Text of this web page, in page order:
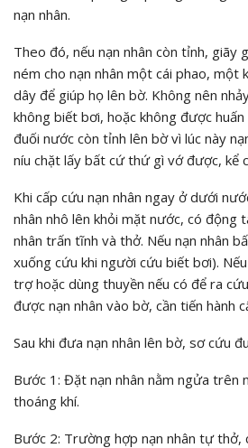
nạn nhân.
Theo đó, nếu nạn nhân còn tỉnh, giãy
ném cho nạn nhân một cái phao, một
dây để giúp họ lên bờ. Không nên
không biết bơi, hoặc không được
đuối nước còn tỉnh lên bờ vì lúc này
níu chặt lấy bất cứ thứ gì vớ được, kể
Khi cấp cứu nạn nhân ngay ở dưới
nhân nhô lên khỏi mặt nước, có động
nhân trấn tĩnh và thở. Nếu nạn nhân
xuống cứu khi người cứu biết bơi).
trợ hoặc dùng thuyền nếu có để ra
được nạn nhân vào bờ, cần tiến hành
Sau khi đưa nạn nhân lên bờ, sơ cứu
Bước 1: Đặt nạn nhân nằm ngửa trên
thoáng khí.
Bước 2: Trường hợp nạn nhân tự thở,